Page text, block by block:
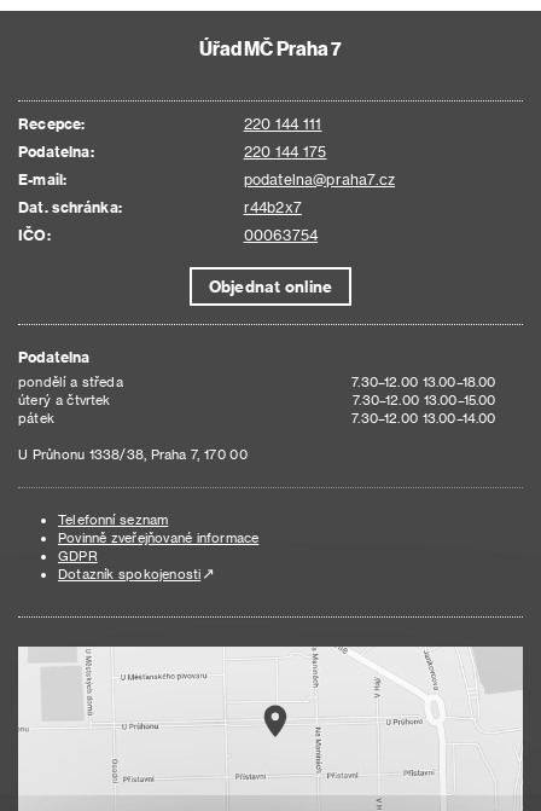
Úřad MČ Praha 7
Recepce:
220 144 111
Podatelna:
220 144 175
E-mail:
podatelna@praha7.cz
Dat. schránka:
r44b2x7
IČO:
00063754
Objednat online
Podatelna
pondělí a středa
7.30–12.00 13.00–18.00
úterý a čtvrtek
7.30–12.00 13.00–15.00
pátek
7.30–12.00 13.00–14.00
U Průhonu 1338/38, Praha 7, 170 00
Telefonní seznam
Povinně zveřejňované informace
GDPR
Dotazník spokojenosti